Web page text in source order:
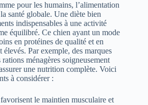
pour les humains, l’alimentation
santé globale. Une diète bien
indispensables à une activité
équilibré. Ce chien ayant un mode
en protéines de qualité et en
élevés. Par exemple, des marques
ménagères soigneusement
une nutrition complète. Voici
à considérer :
le maintien musculaire et